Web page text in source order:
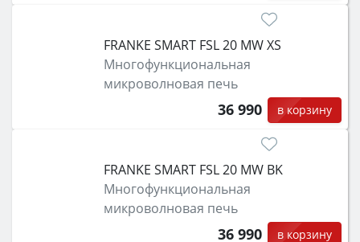
FRANKE SMART FSL 20 MW XS
Многофункциональная
микроволновая печь
36 990 в корзину
FRANKE SMART FSL 20 MW BK
Многофункциональная
микроволновая печь
36 990 в корзину